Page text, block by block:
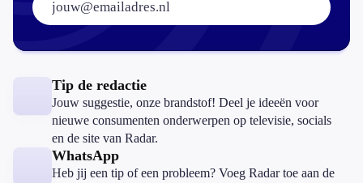
Tip de redactie
Jouw suggestie, onze brandstof! Deel je ideeën voor
nieuwe consumenten onderwerpen op televisie, socials
en de site van Radar.
WhatsApp
Heb jij een tip of een probleem? Voeg Radar toe aan de